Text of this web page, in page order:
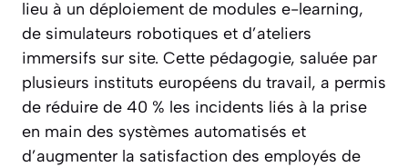
lieu à un déploiement de modules e-learning,
de simulateurs robotiques et d’ateliers
immersifs sur site. Cette pédagogie, saluée par
plusieurs instituts européens du travail, a permis
de réduire de 40 % les incidents liés à la prise
en main des systèmes automatisés et
d’augmenter la satisfaction des employés de